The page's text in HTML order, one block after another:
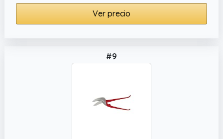
Ver precio
#9